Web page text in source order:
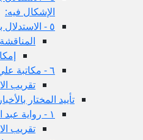
الإشكال فيه:
٥ - الاستدلال برواية الخصال و رواية اخرى:
٦ - مكاتبة علي بن محمد القاساني:
تقريب
تأييد المختار
١ - رواية عبد الله بن سنان:
تقريب